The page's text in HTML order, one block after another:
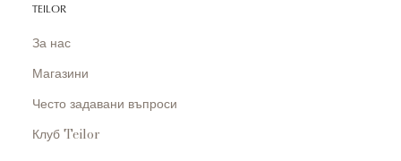
TEILOR
За нас
Магазини
Често задавани въпроси
Клуб Teilor